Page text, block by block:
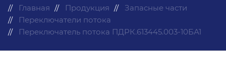
Главная Продукция
Запасные части
Переключатели потока
Переключатель потока ПДРК.613445.003-10БА1